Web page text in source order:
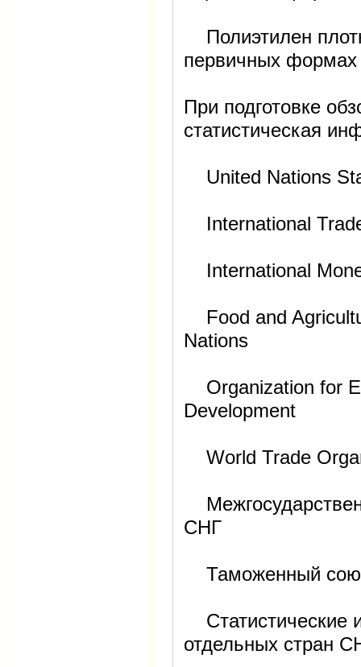
Полиэтилен
первичных формах
При подготовке
статистическая
United Nations
International
International
Food and
Nations
Organization for
Development
World Trade
СНГ
Таможенный
Статистические
отдельных стран